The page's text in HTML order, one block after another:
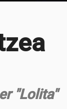
"Lolita"